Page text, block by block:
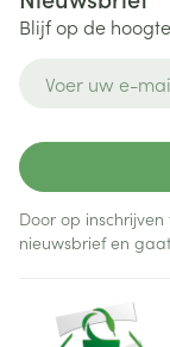
Blijf op de
Door op inschrijven
nieuwsbrief en